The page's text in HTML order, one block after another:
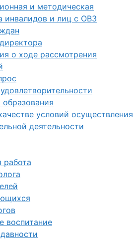
и методическая
инвалидов и лиц с ОВЗ
о ходе рассмотрения
условий осуществления
деятельности
работа
воспитание